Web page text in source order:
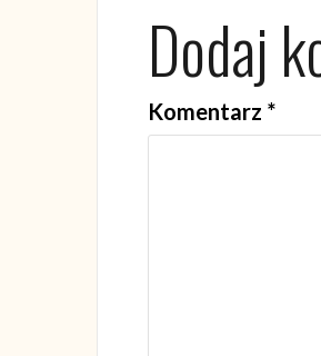
Dodaj
Komentarz *